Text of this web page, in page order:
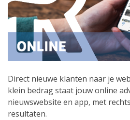
Direct nieuwe klanten naar je
klein bedrag staat jouw online
nieuwswebsite en app, met
resultaten.